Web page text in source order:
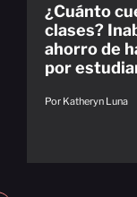
¿Cuánto
clases?
ahorro de
por
Por Katheryn Luna